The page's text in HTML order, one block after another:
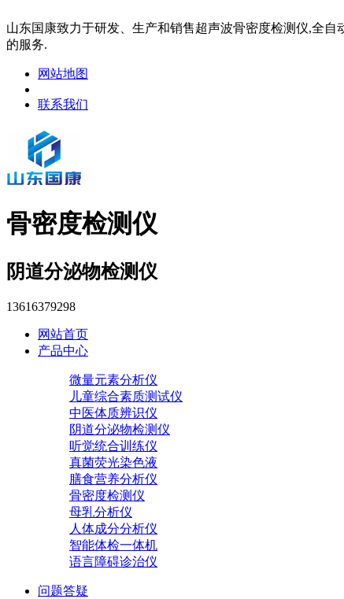
山东国康致力于研发、生产和销售超声波骨密度检测仪,全
的服务.
网站地图
联系我们
骨密度检测仪
阴道分泌物检测仪
13616379298
网站首页
产品中心
微量元素分析仪
儿童综合素质测试仪
中医体质辨识仪
阴道分泌物检测仪
听觉统合训练仪
真菌荧光染色液
膳食营养分析仪
骨密度检测仪
母乳分析仪
人体成分分析仪
智能体检一体机
语言障碍诊治仪
问题答疑